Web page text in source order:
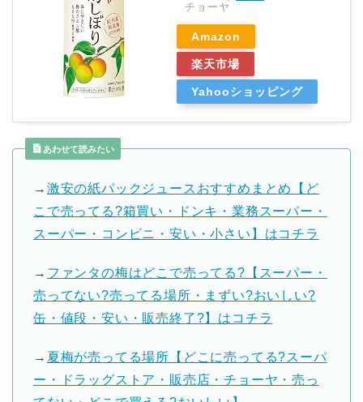
チョーヤ
Amazon
楽天市場
Yahooショッピング
あわせて読みたい
→ 激安の紙パックジュースおすすめまとめ【ど
こで売ってる?箱買い・ドンキ・業務スーパー・
スーパー・コンビニ・安い・小さい】はコチラ
→ ファンタの梅はどこで売ってる?【スーパー・
売ってない?売ってる場所・まずい?おいしい?
缶・値段・安い・販売終了?】はコチラ
→ 夏梅が売ってる場所【どこに売ってる?スーパ
ー・ドラッグストア・販売店・チョーヤ・売っ